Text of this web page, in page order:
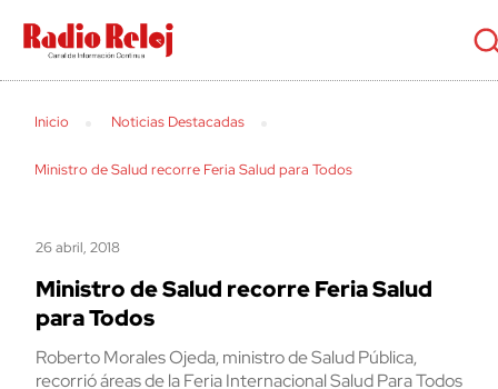
Inicio Noticias Destacadas
Ministro de Salud recorre Feria Salud para Todos
26 abril, 2018
Ministro de Salud recorre Feria Salud
para Todos
Roberto Morales Ojeda, ministro de Salud Pública,
recorrió áreas de la Feria Internacional Salud Para Todos